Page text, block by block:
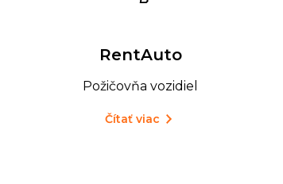
RentAuto
Požičovňa vozidiel
Čítať viac